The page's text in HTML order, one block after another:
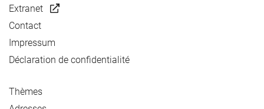
Extranet
Contact
Impressum
Déclaration de confidentialité
Thèmes